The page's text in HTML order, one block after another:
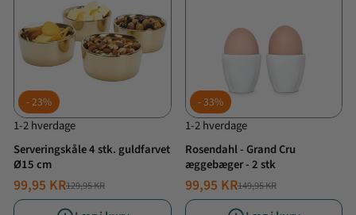
23%
1-2 hverdage
Serveringskåle 4 stk. guldfarvet
Ø15 cm
NORMALPRIS
129,95 KR
TILBUDSPRIS
99,95 KR
33%
1-2 hverdage
Rosendahl - Grand Cru
æggebæger - 2 stk
NORMALPRIS
149,95 KR
TILBUDSPRIS
99,95 KR